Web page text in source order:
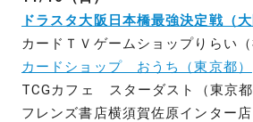
ドラスタ大阪日本橋最強決定戦（大
カードＴＶゲームショップりらい（
カードショップ おうち（東京都）
TCGカフェ スターダスト（東京都
フレンズ書店横須賀佐原インター店